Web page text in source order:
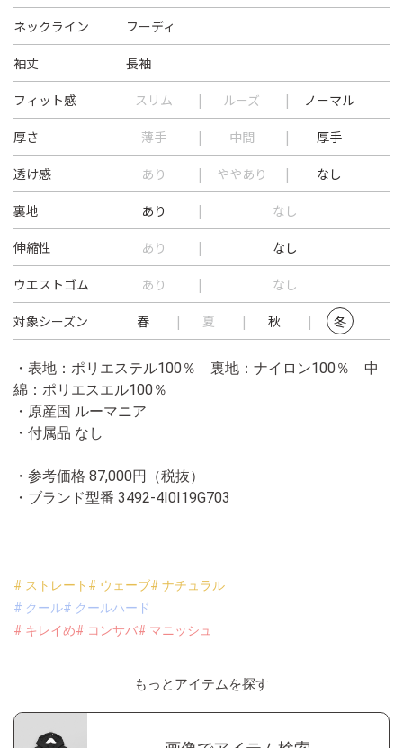
ネックライン フーディ
袖丈 長袖
フィット感 スリム ルーズ ノーマル
厚さ 薄手 中間 厚手
透け感 あり ややあり なし
裏地 あり なし
伸縮性 あり なし
ウエストゴム あり なし
対象シーズン 春 夏 秋 冬
・表地：ポリエステル100％ 裏地：ナイロン100％ 中
綿：ポリエスエル100％
・原産国 ルーマニア
・付属品 なし
・参考価格 87,000円（税抜）
・ブランド型番 3492-4I0I19G703
# ストレート # ウェーブ# ナチュラル
# クール# クールハード
# キレイめ# コンサバ# マニッシュ
もっとアイテムを探す